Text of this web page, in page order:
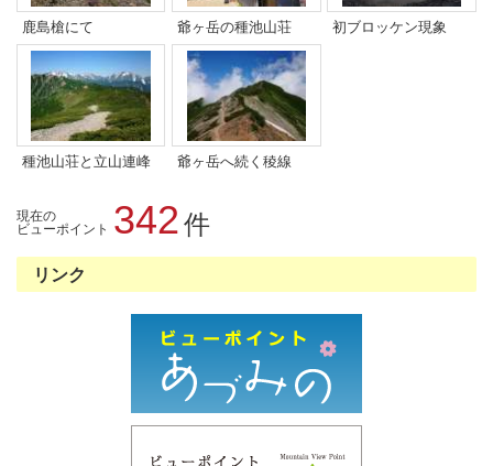
鹿島槍にて 爺ヶ岳の種池山荘 初ブロッケン現象
種池山荘と立山連峰 爺ヶ岳へ続く稜線
現在の
ビューポイント 342件
リンク